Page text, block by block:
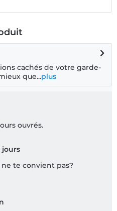
cachés de votre garde-
que...plus
ouvrés.
jours
te convient pas?